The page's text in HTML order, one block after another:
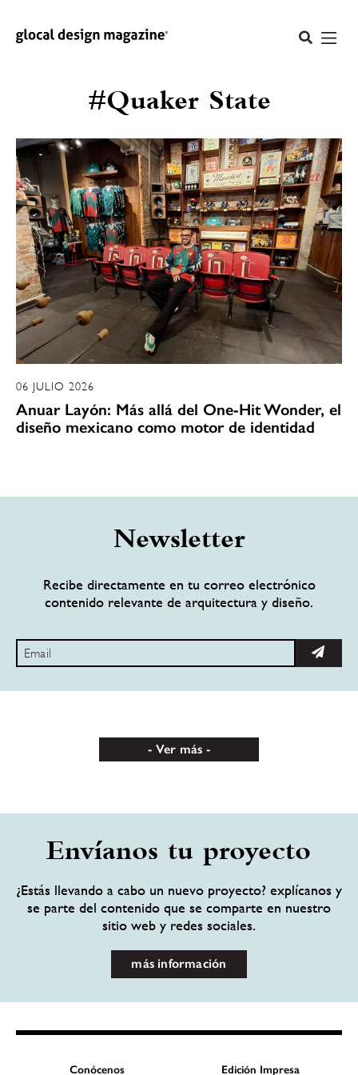
#Quaker State
06 JULIO 2026
Anuar Layón: Más allá del One-Hit Wonder, el
diseño mexicano como motor de identidad
Newsletter
Recibe directamente en tu correo electrónico
contenido relevante de arquitectura y diseño.
Ver más
Envíanos tu proyecto
¿Estás llevando a cabo un nuevo proyecto? explícanos y
se parte del contenido que se comparte en nuestro
sitio web y redes sociales.
más información
Conócenos Edición Impresa